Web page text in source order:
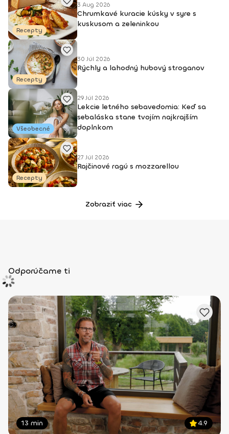
Recepty
3 Aug 2026
Chrumkavé kuracie kúsky v syre s
kuskusom a zeleninkou
Recepty
30 Júl 2026
Rýchly a lahodný hubový stroganov
Všeobecné
29 Júl 2026
Lekcie letného sebavedomia: Keď sa
sebaláska stane tvojím najkrajším
doplnkom
Recepty
27 Júl 2026
Rajčinové ragú s mozzarellou
Zobraziť viac
Odporúčame ti
13 min 4.9